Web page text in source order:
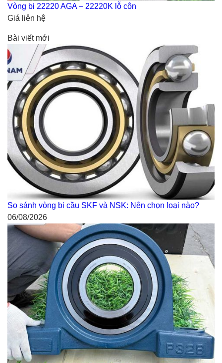
Vòng bi 22220 AGA – 22220K lỗ côn
Giá liên hệ
Bài viết mới
So sánh vòng bi cầu SKF và NSK: Nên chọn loại nào?
06/08/2026